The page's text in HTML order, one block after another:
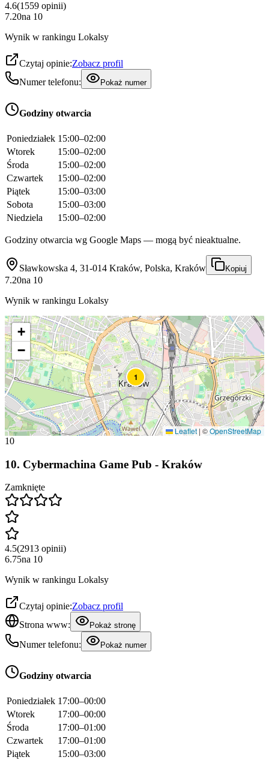
4.6(1559 opinii)
7.20na 10
Wynik w rankingu Lokalsy
Czytaj opinie:Zobacz profil
Numer telefonu:
Pokaż numer
Godziny otwarcia
Poniedziałek 15:00–02:00
Wtorek
15:00–02:00
Środa
15:00–02:00
Czwartek
15:00–02:00
Piątek
15:00–03:00
Sobota
15:00–03:00
Niedziela
15:00–02:00
Godziny otwarcia wg Google Maps — mogą być nieaktualne.
Sławkowska 4, 31-014 Kraków, Polska, Kraków Kopiuj
7.20na 10
Wynik w rankingu Lokalsy
1
+
−
Leaflet | ©OpenStreetMap
10
10. Cybermachina Game Pub - Kraków
Zamknięte
4.5(2913 opinii)
6.75na 10
Wynik w rankingu Lokalsy
Czytaj opinie:Zobacz profil
Strona www:
Pokaż stronę
Numer telefonu: Pokaż numer
Godziny otwarcia
Poniedziałek 17:00–00:00
Wtorek
17:00–00:00
Środa
17:00–01:00
Czwartek
17:00–01:00
Piątek
15:00–03:00